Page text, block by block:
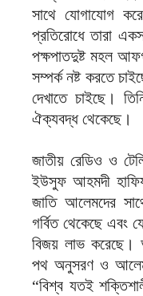
সাথে যোগাযোগ
প্রতিরোধে তারা
পক্ষপাতদুষ্ট মহল
সম্পর্ক নষ্ট করতে
দেখাতে চাইছে।
ঐক্যবদ্ধ থেকেছে।
জাতীয় রেডিও ও
ইউসুফ আহমদী
জাতি আলেমদের
গর্বিত থেকেছে এবং
বিজয় লাভ
পথ অনুসরণ ও
“বিশ্ব যতই